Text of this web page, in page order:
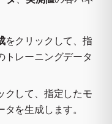
をクリックして、指
トレーニングデータ
クして、指定したモ
を生成します。